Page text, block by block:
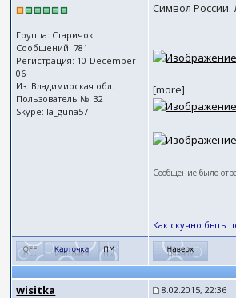
Группа: Старичок
Сообщений: 781
Регистрация: 10-December
06
Из: Владимирская обл.
Пользователь №: 32
Skype: la_guna57
Символ России.
[more]
Сообщение было
--------------------
Как скучно быть
wisitka 8.02.2015, 22:36